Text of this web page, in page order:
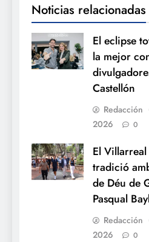
Noticias relacionadas
El eclipse
la mejor
Castellón
Redacción
2026
0
El
tradició
de Déu de
Pasqual
Redacción
2026
0